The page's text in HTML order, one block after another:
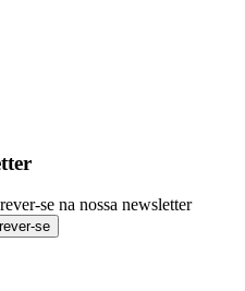
se na nossa newsletter
se